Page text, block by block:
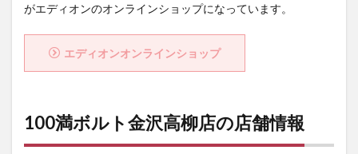
がエディオンのオンラインショップになっています。
エディオンオンラインショップ
100満ボルト金沢高柳店の店舗情報